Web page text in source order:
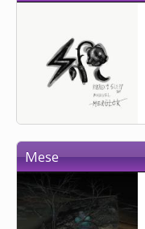
Mese